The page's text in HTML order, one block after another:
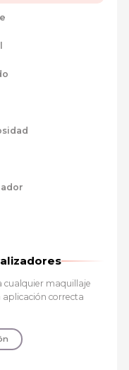
cualquier maquillaje
aplicación correcta